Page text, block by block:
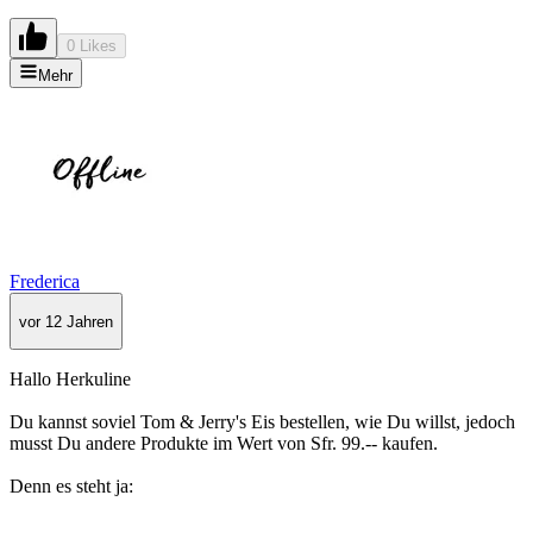
0 Likes
Mehr
Frederica
vor 12 Jahren
Hallo Herkuline
Du kannst soviel Tom & Jerry's Eis bestellen, wie Du willst, jedoch
musst Du andere Produkte im Wert von Sfr. 99.-- kaufen.
Denn es steht ja: